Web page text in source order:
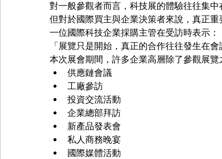
對一般參觀者而言，科技展的體驗往往集
但對於國際買主與企業決策者來說，真正
一位國際科技企業採購主管在受訪時表示：
「展覽只是開始，真正的合作往往發生在
本次展會期間，許多企業高層除了參觀展
供應鏈會議
工廠參訪
投資交流活動
企業總部拜訪
新產品發表會
私人商務晚宴
國際媒體活動